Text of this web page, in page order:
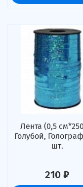
Лента (0,5
Голубой,
шт.
210 ₽